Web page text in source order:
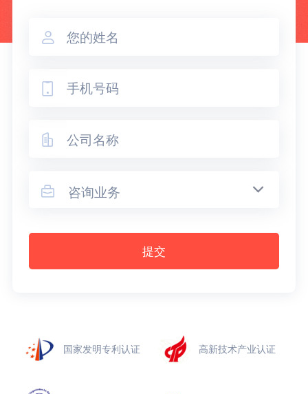



 咨询业务
提交
国家发明专利认证 高新技术产业认证